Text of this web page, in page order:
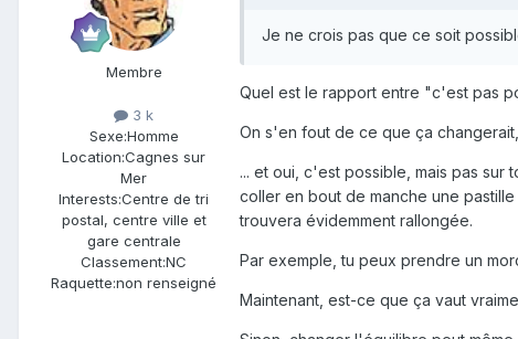
Membre
3 k
Sexe:Homme
Location:Cagnes sur
Mer
Interests:Centre de tri
postal, centre ville et
gare centrale
Classement:NC
Raquette:non renseigné
Je ne crois pas que ce soit
Quel est le rapport entre "c'est pas
On s'en fout de ce que ça
... et oui, c'est possible, mais pas sur
coller en bout de manche une
trouvera évidemment rallongée.
Par exemple, tu peux prendre un
Maintenant, est-ce que ça vaut